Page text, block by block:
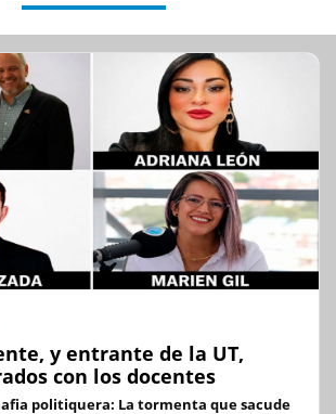
y entrante de la UT,
con los docentes
politiquera: La tormenta que sacude